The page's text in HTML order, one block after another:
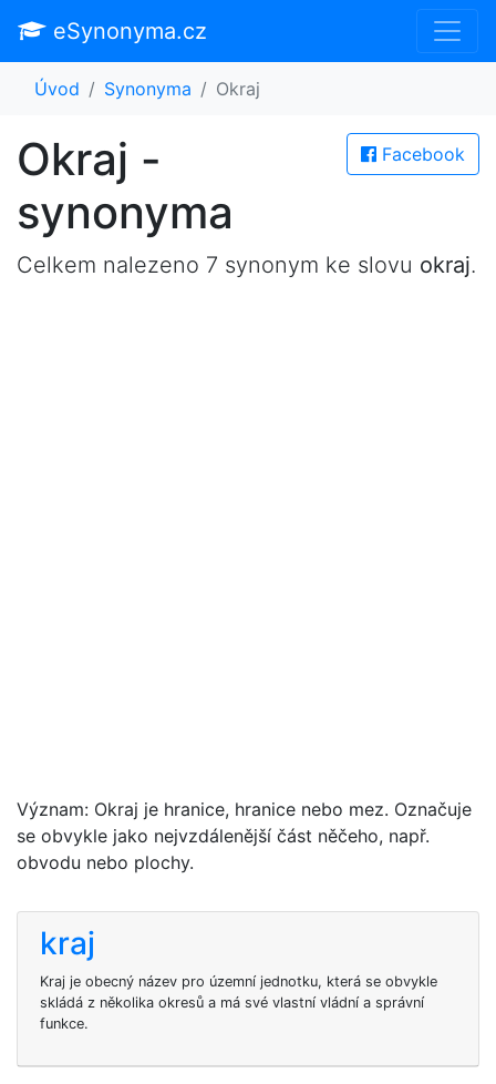
eSynonyma.cz
Úvod Synonyma Okraj
Facebook
Okraj -
synonyma
Celkem nalezeno 7 synonym ke slovu okraj.
Význam: Okraj je hranice, hranice nebo mez. Označuje
se obvykle jako nejvzdálenější část něčeho, např.
obvodu nebo plochy.
kraj
Kraj je obecný název pro územní jednotku, která se obvykle
skládá z několika okresů a má své vlastní vládní a správní
funkce.